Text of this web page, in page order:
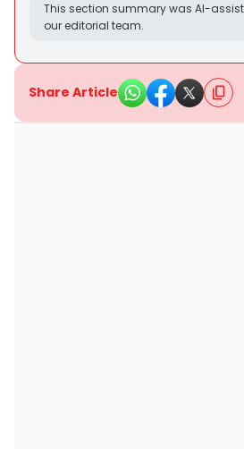
This section summary was AI-
our editorial team.
Share Article